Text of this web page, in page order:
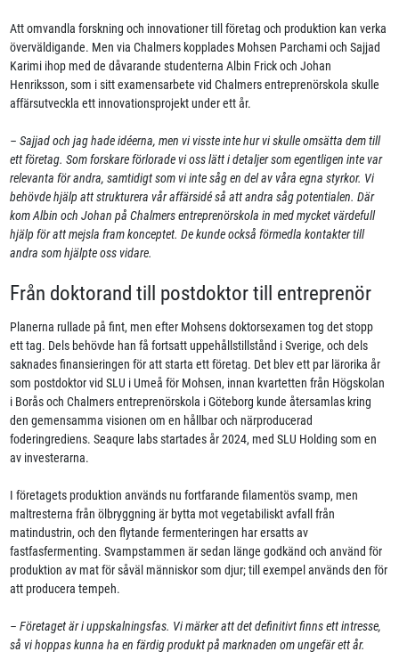
Att omvandla forskning och innovationer till företag och produktion kan verka
överväldigande. Men via Chalmers kopplades Mohsen Parchami och Sajjad
Karimi ihop med de dåvarande studenterna Albin Frick och Johan
Henriksson, som i sitt examensarbete vid Chalmers entreprenörskola skulle
affärsutveckla ett innovationsprojekt under ett år.
– Sajjad och jag hade idéerna, men vi visste inte hur vi skulle omsätta dem till
ett företag. Som forskare förlorade vi oss lätt i detaljer som egentligen inte var
relevanta för andra, samtidigt som vi inte såg en del av våra egna styrkor. Vi
behövde hjälp att strukturera vår affärsidé så att andra såg potentialen. Där
kom Albin och Johan på Chalmers entreprenörskola in med mycket värdefull
hjälp för att mejsla fram konceptet. De kunde också förmedla kontakter till
andra som hjälpte oss vidare.
Från doktorand till postdoktor till entreprenör
Planerna rullade på fint, men efter Mohsens doktorsexamen tog det stopp
ett tag. Dels behövde han få fortsatt uppehållstillstånd i Sverige, och dels
saknades finansieringen för att starta ett företag. Det blev ett par lärorika år
som postdoktor vid SLU i Umeå för Mohsen, innan kvartetten från Högskolan
i Borås och Chalmers entreprenörskola i Göteborg kunde återsamlas kring
den gemensamma visionen om en hållbar och närproducerad
foderingrediens. Seaqure labs startades år 2024, med SLU Holding som en
av investerarna.
I företagets produktion används nu fortfarande filamentös svamp, men
maltresterna från ölbryggning är bytta mot vegetabiliskt avfall från
matindustrin, och den flytande fermenteringen har ersatts av
fastfasfermenting. Svampstammen är sedan länge godkänd och använd för
produktion av mat för såväl människor som djur; till exempel används den för
att producera tempeh.
– Företaget är i uppskalningsfas. Vi märker att det definitivt finns ett intresse,
så vi hoppas kunna ha en färdig produkt på marknaden om ungefär ett år.